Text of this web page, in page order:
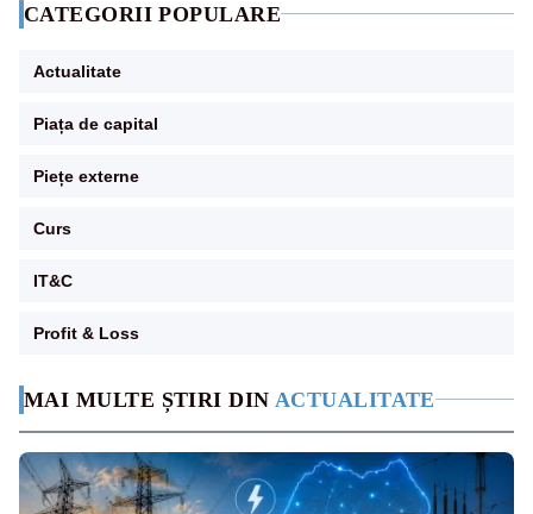
MAI MULTE ȘTIRI DIN ACTUALITATE
CATEGORII POPULARE
Actualitate
Piața de capital
Piețe externe
Curs
IT&C
Profit & Loss